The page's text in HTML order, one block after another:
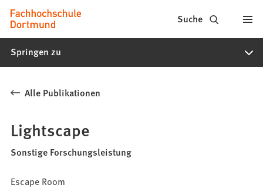
Inhalt anspringen
Fachhochschule
Dortmund
-
Studiengänge,
Bewerbung
Suche
Springen zu
Alle Publikationen
Lightscape
Sonstige Forschungsleistung
Escape Room